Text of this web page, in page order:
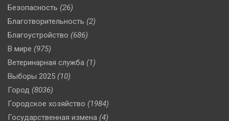
Безопасность (26)
Благотворительность (2)
Благоустройство (686)
В мире (975)
Ветеринарная служба (1)
Выборы 2025 (10)
Город (8036)
Городское хозяйство (1984)
Государственная измена (4)